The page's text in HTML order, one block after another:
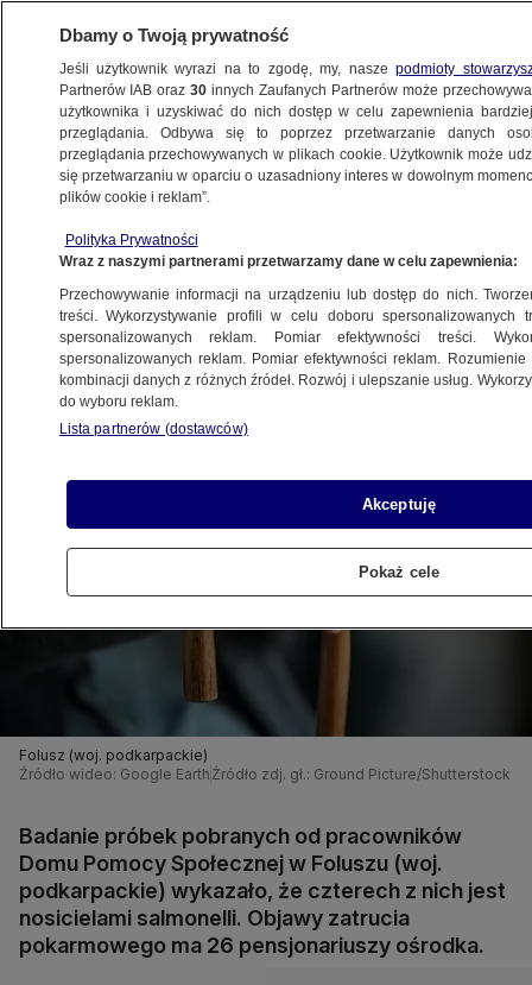
RZESZÓW
pracownicy mają salmonellę, zachorowało
26 pensjonariuszy
8.12.2023, 15:43
Udostępnij
Folusz (woj. podkarpackie)
Źródło wideo: Google Earth Źródło zdj. gł.: Ground Picture/Shutterstock
Badanie próbek pobranych od pracowników
Domu Pomocy Społecznej w Foluszu (woj.
podkarpackie) wykazało, że czterech z nich jest
nosicielami salmonelli. Objawy zatrucia
pokarmowego ma 26 pensjonariuszy ośrodka.
Dbamy o Twoją prywatność
Jeśli użytkownik wyrazi na to zgodę, my, naszepodmioty
Partnerów IAB oraz30 innych Zaufanych Partnerów może
użytkownika i uzyskiwać do nich dostęp w celu zapewnienia
przeglądania. Odbywa się to poprzez przetwarzanie danych
przeglądania przechowywanych w plikach cookie. Użytkownik może
się przetwarzaniu w oparciu o uzasadniony interes w dowolnym
plików cookie i reklam”.
Polityka Prywatności
Wraz z naszymi partnerami przetwarzamy dane w celu zapewnienia:
Przechowywanie informacji na urządzeniu lub dostęp do nich.
treści. Wykorzystywanie profili w celu doboru spersonalizowanych
spersonalizowanych reklam. Pomiar efektywności treści.
spersonalizowanych reklam. Pomiar efektywności reklam.
kombinacji danych z różnych źródeł. Rozwój i ulepszanie usług.
do wyboru reklam.
Lista partnerów (dostawców)
Akceptuję
Pokaż cele